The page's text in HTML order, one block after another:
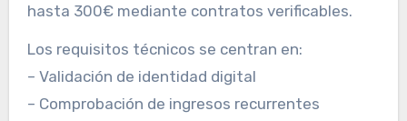
hasta 300€ mediante contratos verificables.
Los requisitos técnicos se centran en:
– Validación de identidad digital
– Comprobación de ingresos recurrentes